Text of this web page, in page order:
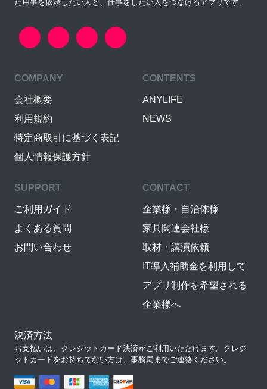
た用事を依頼したい人と、仕事をしたい人をつなげるアプリです。
COMPANY
会社概要
利用規約
特定商取引に基づく表記
個人情報保護方針
CONTENTS
ANYLIFE
NEWS
SUPPORT
ご利用ガイド
よくある質問
お問い合わせ
CONTACT
企業様・自治体様
家具関連会社様
取材・講演依頼
IT導入補助金を利用して
アプリ制作を希望される
企業様へ
決済方法
お支払いは、クレジットカード決済がご利用いただけます。クレジ
ットカードをお持ちでない方は、事務局までご連絡ください。